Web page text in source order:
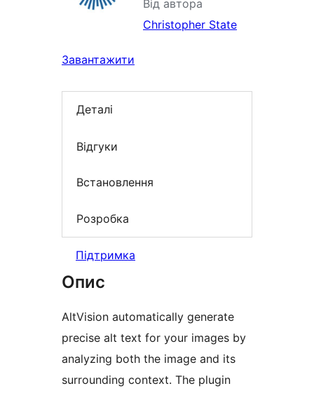
Від автора
Christopher State
Завантажити
Деталі
Відгуки
Встановлення
Розробка
Підтримка
Опис
AltVision automatically generate
precise alt text for your images by
analyzing both the image and its
surrounding context. The plugin